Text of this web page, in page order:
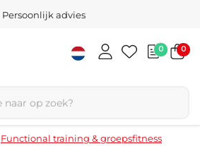
Persoonlijk advies
0 0
Functional training & groepsfitness